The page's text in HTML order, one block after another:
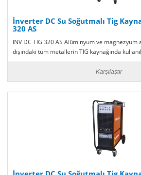
İnverter DC Su Soğutmalı Tig
320 AS
INV DC TIG 320 AS Alüminyum ve magnezyum
dışındaki tüm metallerin TIG kaynağında
Karşılaştır